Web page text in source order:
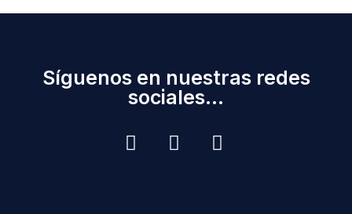
Síguenos en nuestras redes
sociales...